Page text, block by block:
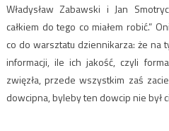
Władysław Zabawski i Jan
całkiem do tego co miałem robić.”
co do warsztatu dziennikarza: że na
informacji, ile ich jakość, czyli
zwięzła, przede wszystkim zaś
dowcipna, byleby ten dowcip nie był